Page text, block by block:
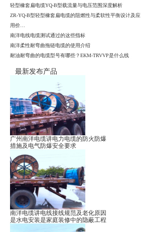
轻型橡套扁电缆YQ-B型载流量与电压范围深度解析
ZR-YQ-B型轻型橡套扁电缆的阻燃性与柔软性平衡设计及应
用价…
南洋电线电缆测试通过的这些指标
南洋柔性耐弯曲拖链电缆的使用介绍
耐油耐弯曲的电缆型号有哪些？EKM-TRVVP是什么线
最新发布产品
广州南洋电缆讲电力电缆的防火防爆
措施及电气防爆安全要求
南洋电缆讲电线接线规范及老化原因
是水电安装是家庭装修中的隐蔽工程